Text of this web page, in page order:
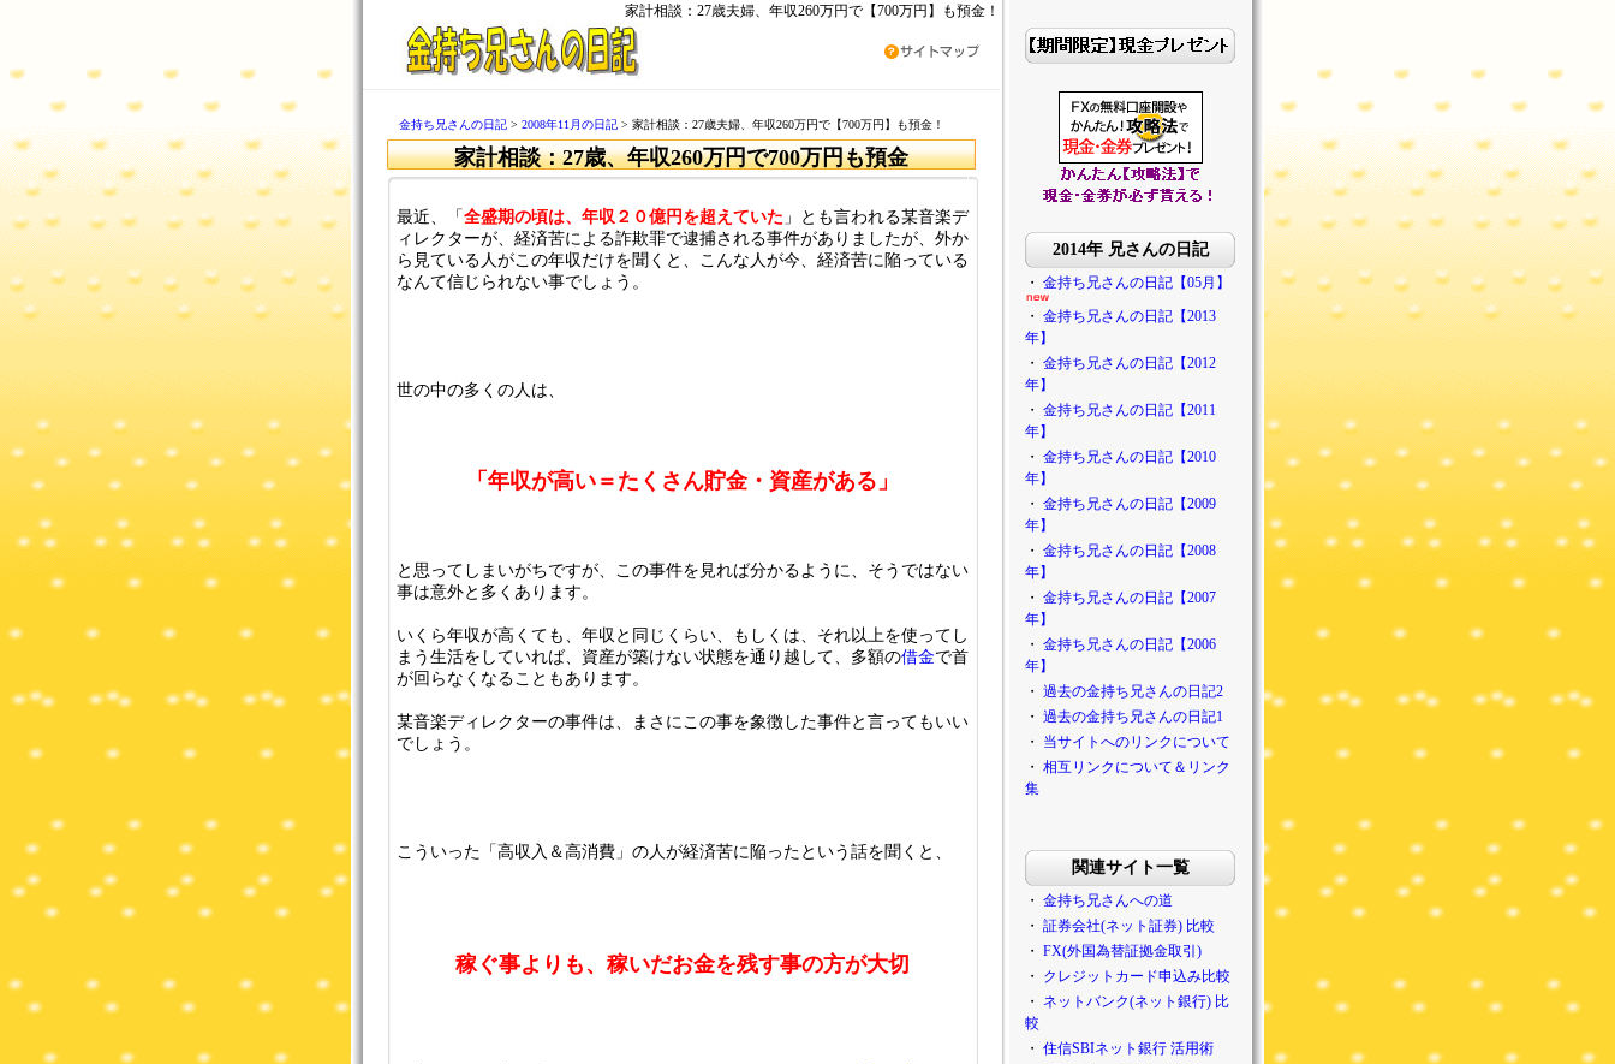
家計相談：27歳夫婦、年収260万円で【700万円】も預金！
金持ち兄さんの日記 > 2008年11月の日記 > 家計相談：27歳夫婦、年収260万円で【700万円】も預金！
家計相談：27歳、年収260万円で700万円も預金
最近、「 全盛期の頃は、年収２０億円を超えていた 」とも言われる某音楽デ
ィレクターが、経済苦による詐欺罪で逮捕される事件がありましたが、外か
ら見ている人がこの年収だけを聞くと、こんな人が今、経済苦に陥っている
なんて信じられない事でしょう。
世の中の多くの人は、
「年収が高い＝たくさん貯金・資産がある」
と思ってしまいがちですが、この事件を見れば分かるように、そうではない
事は意外と多くあります。
いくら年収が高くても、年収と同じくらい、もしくは、それ以上を使ってし
まう生活をしていれば、資産が築けない状態を通り越して、多額の借金で首
が回らなくなることもあります。
某音楽ディレクターの事件は、まさにこの事を象徴した事件と言ってもいい
でしょう。
こういった「高収入＆高消費」の人が経済苦に陥ったという話を聞くと、
稼ぐ事よりも、稼いだお金を残す事の方が大切
2014年 兄さんの日記
・ 金持ち兄さんの日記【05月】
・ 金持ち兄さんの日記【2013
年】
・ 金持ち兄さんの日記【2012
年】
・ 金持ち兄さんの日記【2011
年】
・ 金持ち兄さんの日記【2010
年】
・ 金持ち兄さんの日記【2009
年】
・ 金持ち兄さんの日記【2008
年】
・ 金持ち兄さんの日記【2007
年】
・ 金持ち兄さんの日記【2006
年】
・ 過去の金持ち兄さんの日記2
・ 過去の金持ち兄さんの日記1
・ 当サイトへのリンクについて
・ 相互リンクについて＆リンク
集
関連サイト一覧
・ 金持ち兄さんへの道
・ 証券会社(ネット証券) 比較
・ FX(外国為替証拠金取引)
・ クレジットカード申込み比較
・ ネットバンク(ネット銀行) 比
較
・ 住信SBIネット銀行 活用術